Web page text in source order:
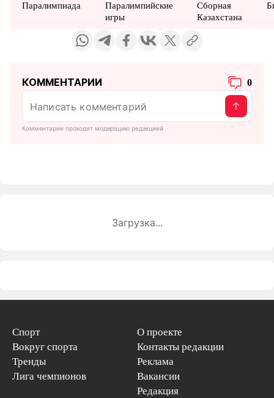
Паралимпиада
Паралимпийские
игры
Сборная
Казахстана
КОММЕНТАРИИ 0
Комментарии проходят модерацию редакцией
Загрузка...
Спорт
Вокруг спорта
Тренды
Лига чемпионов
О проекте
Контакты редакции
Реклама
Вакансии
Редакция